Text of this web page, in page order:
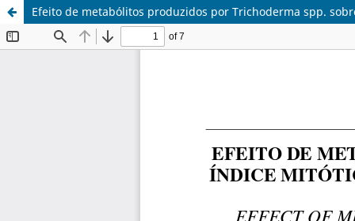
Efeito de metabólitos produzidos por Trichoderma spp.